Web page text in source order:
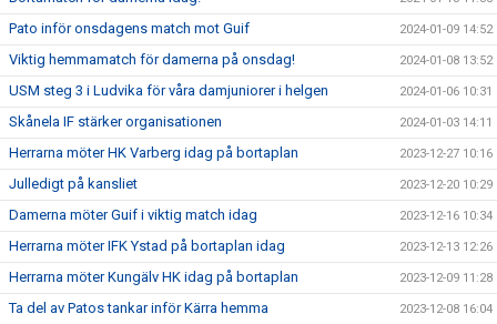
Pato inför onsdagens match mot Guif 2024-01-09 14:52
Viktig hemmamatch för damerna på onsdag! 2024-01-08 13:52
USM steg 3 i Ludvika för våra damjuniorer i helgen 2024-01-06 10:31
Skånela IF stärker organisationen 2024-01-03 14:11
Herrarna möter HK Varberg idag på bortaplan 2023-12-27 10:16
Julledigt på kansliet 2023-12-20 10:29
Damerna möter Guif i viktig match idag 2023-12-16 10:34
Herrarna möter IFK Ystad på bortaplan idag 2023-12-13 12:26
Herrarna möter Kungälv HK idag på bortaplan 2023-12-09 11:28
Ta del av Patos tankar inför Kärra hemma 2023-12-08 16:04